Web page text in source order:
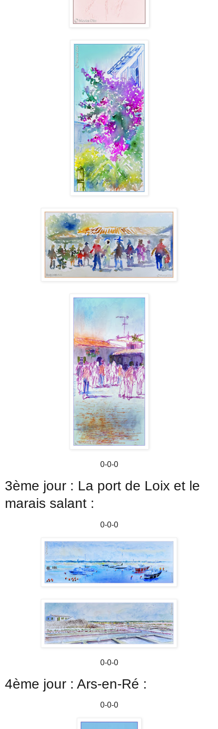
0-0-0
3ème jour : La port de Loix et le
marais salant :
0-0-0
0-0-0
4ème jour : Ars-en-Ré :
0-0-0